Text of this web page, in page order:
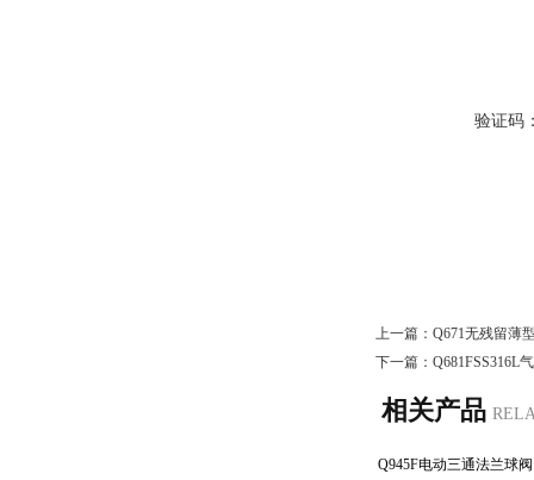
验证码
上一篇： Q671无残留薄
下一篇： Q681FSS316L
相关产品